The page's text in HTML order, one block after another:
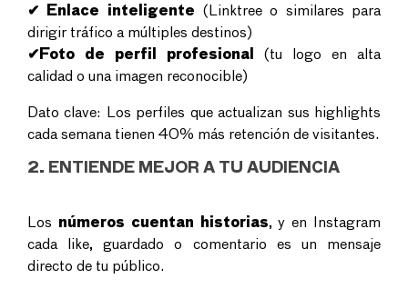
✔ Enlace inteligente (Linktree o similares para
dirigir tráfico a múltiples destinos)
✔Foto de perfil profesional
(tu logo en alta
calidad o una imagen reconocible)
Dato clave: Los perfiles que actualizan sus highlights
cada semana tienen 40% más retención de visitantes.
2. ENTIENDE MEJOR A TU AUDIENCIA
Los números cuentan historias, y en Instagram
cada like, guardado o comentario es un mensaje
directo de tu público.